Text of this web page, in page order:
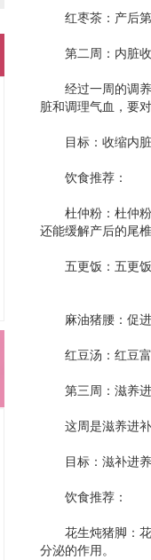
红枣茶：产后第
第二周：内脏收
经过一周的调养
脏和调理气血，要
目标：收缩内脏
饮食推荐：
杜仲粉：杜仲粉
还能缓解产后的尾
五更饭：五更饭
麻油猪腰：促进
红豆汤：红豆富
第三周：滋养进
这周是滋养进补
目标：滋补进养
饮食推荐：
花生炖猪脚：花
分泌的作用。